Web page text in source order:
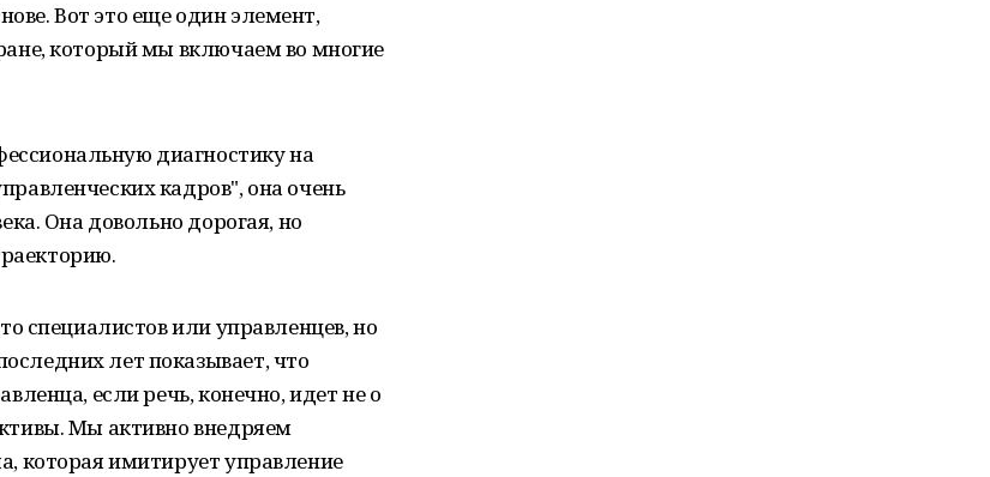
Вот это еще один элемент,
который мы включаем во многие
диагностику на
кадров", она очень
Она довольно дорогая, но
специалистов или управленцев, но
лет показывает, что
если речь, конечно, идет не о
Мы активно внедряем
которая имитирует управление